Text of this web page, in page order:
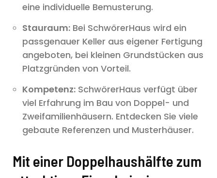
eine individuelle Bemusterung.
Stauraum: Bei SchwörerHaus wird ein
passgenauer Keller aus eigener Fertigung
angeboten, bei kleinen Grundstücken aus
Platzgründen von Vorteil.
Kompetenz: SchwörerHaus verfügt über
viel Erfahrung im Bau von Doppel- und
Zweifamilienhäusern. Entdecken Sie viele
gebaute Referenzen und Musterhäuser.
Mit einer Doppelhaushälfte zum